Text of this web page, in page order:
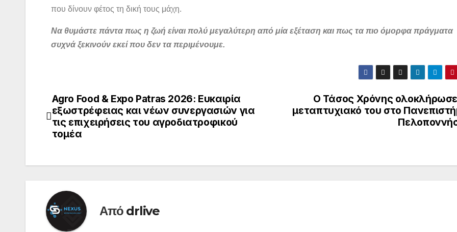
που δίνουν φέτος τη δική τους μάχη.
Να θυμάστε πάντα πως η ζωή είναι πολύ μεγαλύτερη από μία εξέταση και πως τα πιο όμορφα πράγματα
συχνά ξεκινούν εκεί που δεν τα περιμένουμε.
Ο Τάσος Χρόνης
μεταπτυχιακό του στο
Agro Food & Expo Patras 2026: Ευκαιρία
εξωστρέφειας και νέων συνεργασιών για
τις επιχειρήσεις του αγροδιατροφικού
τομέα
Από drlive